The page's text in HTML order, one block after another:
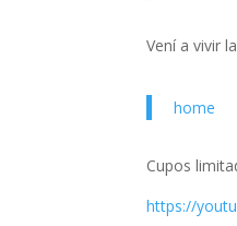
Vení a vivir
home
Cupos
https://